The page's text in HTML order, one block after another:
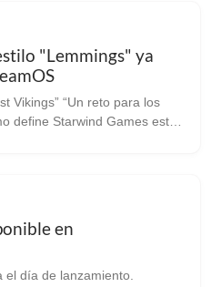
"Lemmings" ya
reto para los
define Starwind Games este
en
el día de lanzamiento.